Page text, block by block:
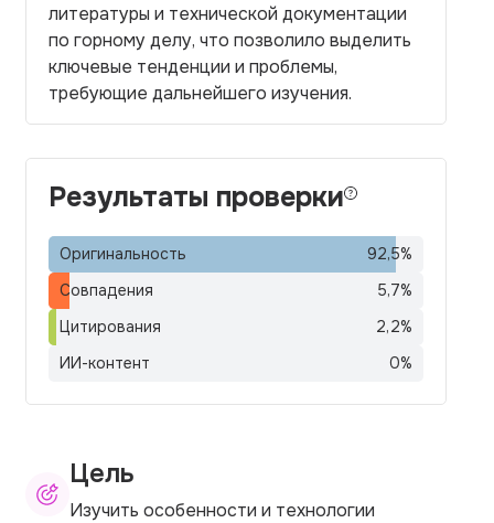
литературы и технической документации
по горному делу, что позволило выделить
ключевые тенденции и проблемы,
требующие дальнейшего изучения.
Результаты проверки
Оригинальность 92,5%
Совпадения
5,7%
Цитирования
2,2%
ИИ-контент
0%
Цель
Изучить особенности и технологии